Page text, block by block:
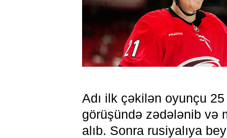
Adı ilk çəkilən oyunçu 25
görüşündə zədələnib və
alıb. Sonra rusiyalıya